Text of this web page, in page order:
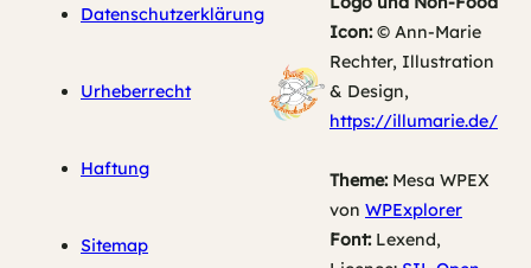
Datenschutzerklärung
Urheberrecht
Haftung
Sitemap
Icon:© Ann-Marie
Rechter, Illustration
& Design,
https://illumarie.de/
Theme:Mesa WPEX
von WPExplorer
Font:Lexend,